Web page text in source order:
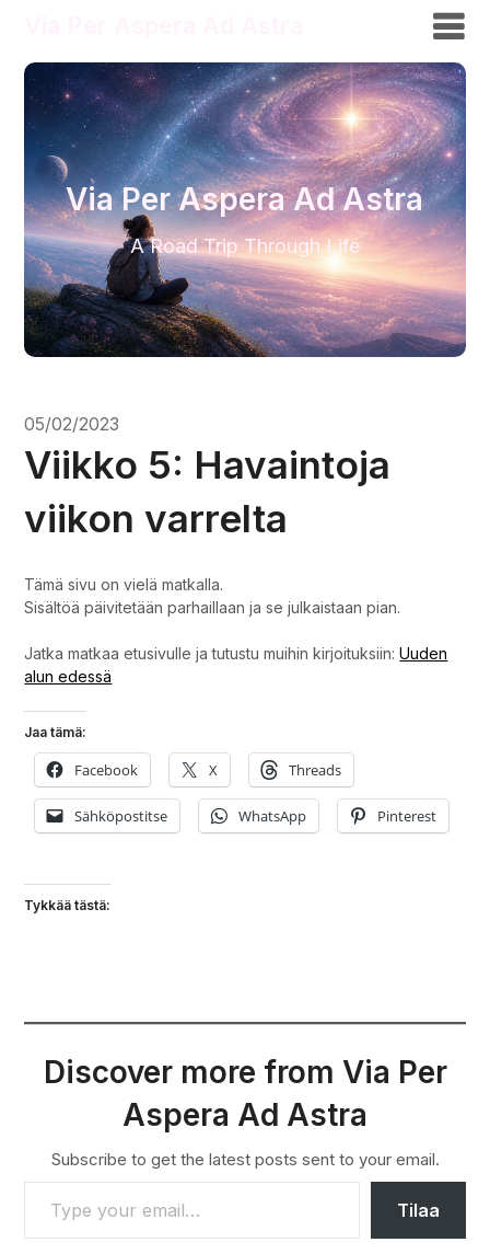
Via Per Aspera Ad Astra
A Road Trip Through Life
05/02/2023
Viikko 5: Havaintoja
viikon varrelta
Tämä sivu on vielä matkalla.
Sisältöä päivitetään parhaillaan ja se julkaistaan pian.
Jatka matkaa etusivulle ja tutustu muihin kirjoituksiin:Uuden
alun edessä
Jaa tämä:
Facebook X Threads
Sähköpostitse WhatsApp Pinterest
Tykkää tästä:
Discover more from Via Per
Aspera Ad Astra
Subscribe to get the latest posts sent to your email.
TYPE YOUR EMAIL…
Tilaa